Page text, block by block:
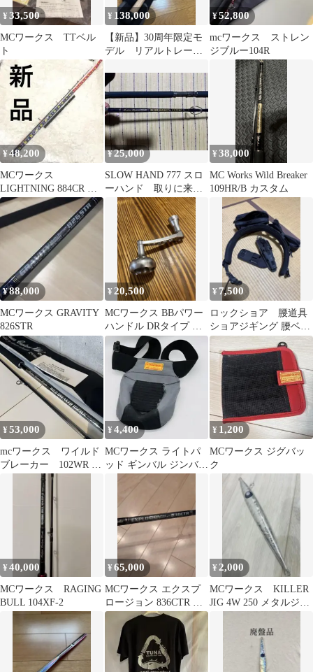
¥33,500
MCワークス TTベル
ト
¥ 138,000
【新品】30周年限定モ
デル リアルトレーサ
¥52,800
mcワークス ストレン
ジブルー104R
¥48,200
MCワークス
LIGHTNING 884CR シ
ョアジギングロッド
限定希少
¥25,000
SLOW HAND 777 スロ
ーハンド 取りに来れ
る方限定
¥38,000
MC Works Wild Breaker
109HR/B カスタム
¥88,000
MCワークス GRAVITY
826STR
¥20,500
MCワークス BBパワー
ハンドル DRタイプ ダ
イワ右巻き軸のみ
¥ 7,500
ロックショア 腰道具
ショアジギング 腰ベル
ト プライヤー フィッシ
ュグリップ
¥53,000
mcワークス ワイルド
ブレーカー 102WR ス
ペシャルモデル
¥4,400
MCワークス ライトパ
ッド ギンバル ジンバル
釣行サポート
¥ 1,200
MCワークス ジグバッ
ク
¥40,000
MCワークス RAGING
BULL 104XF-2
¥65,000
MCワークス エクスプ
ロージョン 836CTR コ
ルクモデル
¥ 2,000
MCワークス KILLER
JIG 4W 250 メタルジグ